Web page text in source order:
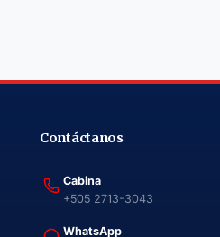
Contáctanos
Cabina
+505 2713-3043
WhatsApp